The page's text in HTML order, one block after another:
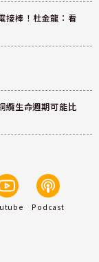
接棒！杜金龍：看
纜生命週期可能比
Podcast